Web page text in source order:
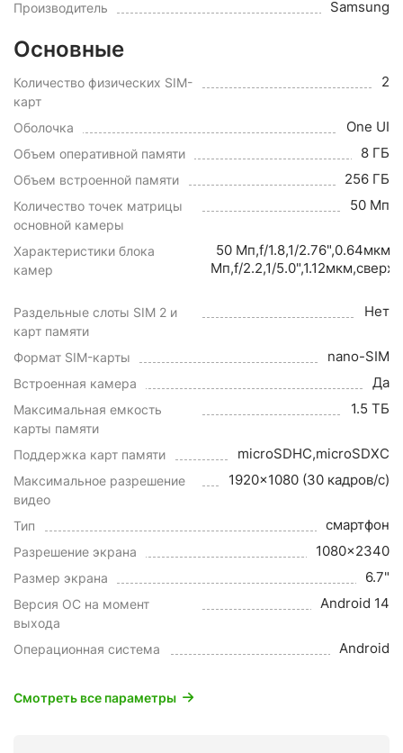
Производитель Samsung
Основные
Количество физических SIM-
карт
2
Оболочка One UI
Объем оперативной памяти 8 ГБ
Объем встроенной памяти 256 ГБ
Количество точек матрицы
основной камеры
50 Мп
Характеристики блока
камер
50 Мп,f/1.8,1/
Мп,f/2.2,1/
Раздельные слоты SIM 2 и
карт памяти
Нет
Формат SIM-карты nano-SIM
Встроенная камера Да
Максимальная емкость
карты памяти
1.5 ТБ
Поддержка карт памяти microSDHC,microSDXC
Максимальное разрешение
видео
1920x1080 (30 кадров/с)
Тип смартфон
Разрешение экрана 1080x2340
Размер экрана 6.7"
Версия ОС на момент
выхода
Android 14
Операционная система Android
Смотреть все параметры